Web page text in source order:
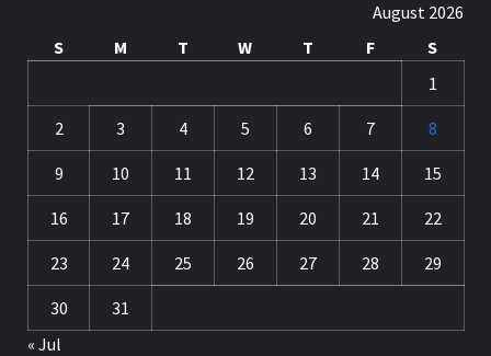
August 2026
S
M T W T F
S
1
2 3 4 5 6 7 8
9 10 11 12 13 14 15
16 17 18 19 20 21 22
23 24 25 26 27 28 29
30
31
« Jul